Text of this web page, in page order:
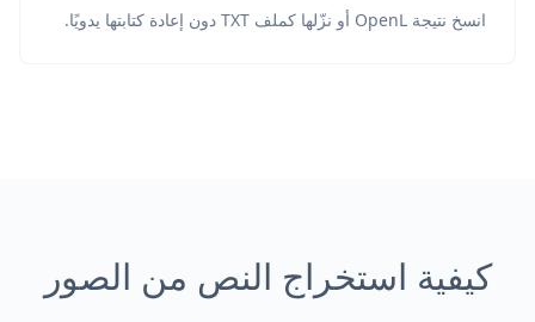
انسخ نتيجة OpenL أو نزّلها كملف TXT دون إعادة كتابتها يدويًا.
كيفية استخراج النص من الصور